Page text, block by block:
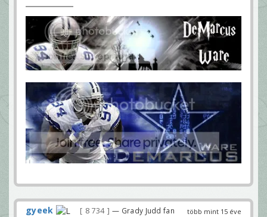
több mint 15 éve
gyeek 8 734 — Grady Judd fan